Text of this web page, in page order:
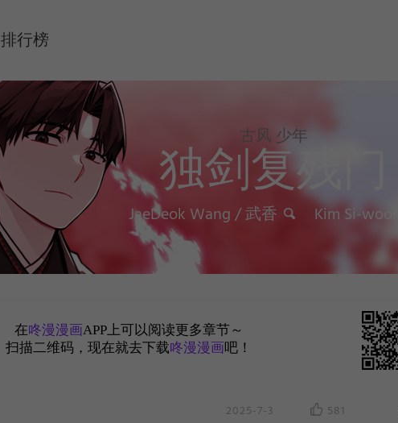
排行榜
古风 少年
独剑复残门
JaeDeok Wang / 武香 Kim Si-woon
在咚漫漫画APP上可以阅读更多章节～
扫描二维码，现在就去下载咚漫漫画吧！
2025-7-3 581